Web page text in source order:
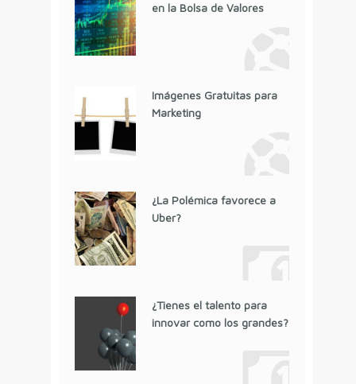
en la Bolsa de Valores
Imágenes Gratuitas para
Marketing
¿La Polémica favorece a
Uber?
¿Tienes el talento para
innovar como los grandes?